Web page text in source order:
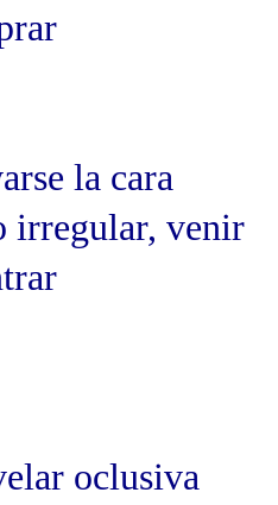
la cara
irregular, venir
oclusiva